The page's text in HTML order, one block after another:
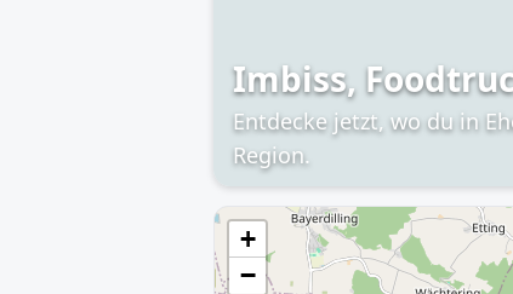
Imbiss,
Entdecke jetzt, wo du in
Region.
+
−